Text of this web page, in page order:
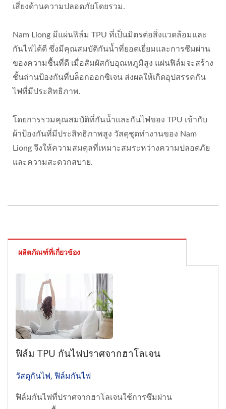
เสี่ยงด้านความปลอดภัยโดยรวม.
Nam Liong มีแผ่นฟิล์ม TPU ที่เป็นมิตรต่อสิ่งแวดล้อมและ
กันไฟได้ดี ซึ่งมีคุณสมบัติกันน้ำที่ยอดเยี่ยมและการซึมผ่าน
ของความชื้นที่ดี เมื่อสัมผัสกับอุณหภูมิสูง แผ่นฟิล์มจะสร้าง
ชั้นถ่านป้องกันที่บล็อกออกซิเจน ส่งผลให้เกิดอุปสรรคกัน
ไฟที่มีประสิทธิภาพ.
โดยการรวมคุณสมบัติที่กันน้ำและกันไฟของ TPU เข้ากับ
ผ้าป้องกันที่มีประสิทธิภาพสูง วัสดุชุดทำงานของ Nam
Liong จึงให้ความสมดุลที่เหมาะสมระหว่างความปลอดภัย
และความสะดวกสบาย.
ผลิตภัณฑ์ที่เกี่ยวข้อง
ฟิล์ม TPU กันไฟปราศจากฮาโลเจน
วัสดุกันไฟ, ฟิล์มกันไฟ
ฟิล์มกันไฟที่ปราศจากฮาโลเจนใช้การซึมผ่าน